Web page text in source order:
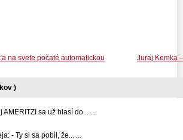
Juraj Kemka
na svete počaté automatickou
)
sa už hlasí do... ...
- Ty si sa pobil, že... ...